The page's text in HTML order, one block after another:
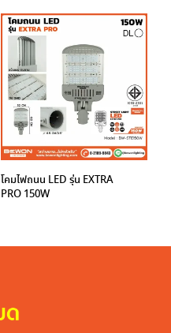
โคมไฟถนน LED รุ่น EXTRA
PRO 150W